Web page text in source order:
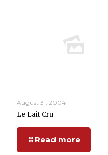
August 31, 2004
Le Lait Cru
Read more